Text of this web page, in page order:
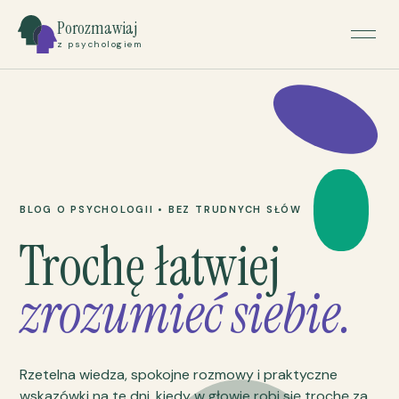
Porozmawiaj
z psychologiem
BLOG O PSYCHOLOGII • BEZ TRUDNYCH SŁÓW
Trochę łatwiej
zrozumieć siebie.
Rzetelna wiedza, spokojne rozmowy i praktyczne